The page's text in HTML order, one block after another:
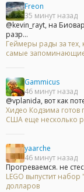
Freon
35 минут назад
@kevin_rayt, на
разр...
Геймеры рады за тех,
самые
Gammicus
46 минут назад
@vplanida, вот как
Хидео Кодзима готов
США еще несколько
yaarche
46 минут назад
Прогреваемся. не
LEGO выпустит
долларов